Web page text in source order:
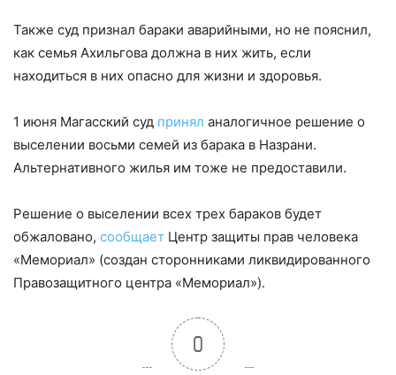
Также суд признал бараки аварийными, но не пояснил,
как семья Ахильгова должна в них жить, если
находиться в них опасно для жизни и здоровья.
1 июня Магасский суд принял аналогичное решение о
выселении восьми семей из барака в Назрани.
Альтернативного жилья им тоже не предоставили.
Решение о выселении всех трех бараков будет
обжаловано, сообщает Центр защиты прав человека
«Мемориал» (создан сторонниками ликвидированного
Правозащитного центра «Мемориал»).
0